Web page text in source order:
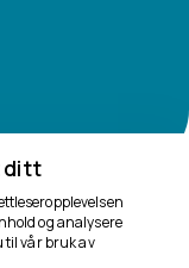
ditt
og analysere
til vår bruk av